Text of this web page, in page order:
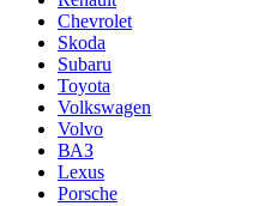
Chevrolet
Skoda
Subaru
Toyota
Volkswagen
Volvo
ВАЗ
Lexus
Porsche